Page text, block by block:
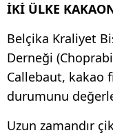
İKİ ÜLKE
Belçika Kraliyet
Derneği
Callebaut, kakao
durumunu
Uzun zamandır